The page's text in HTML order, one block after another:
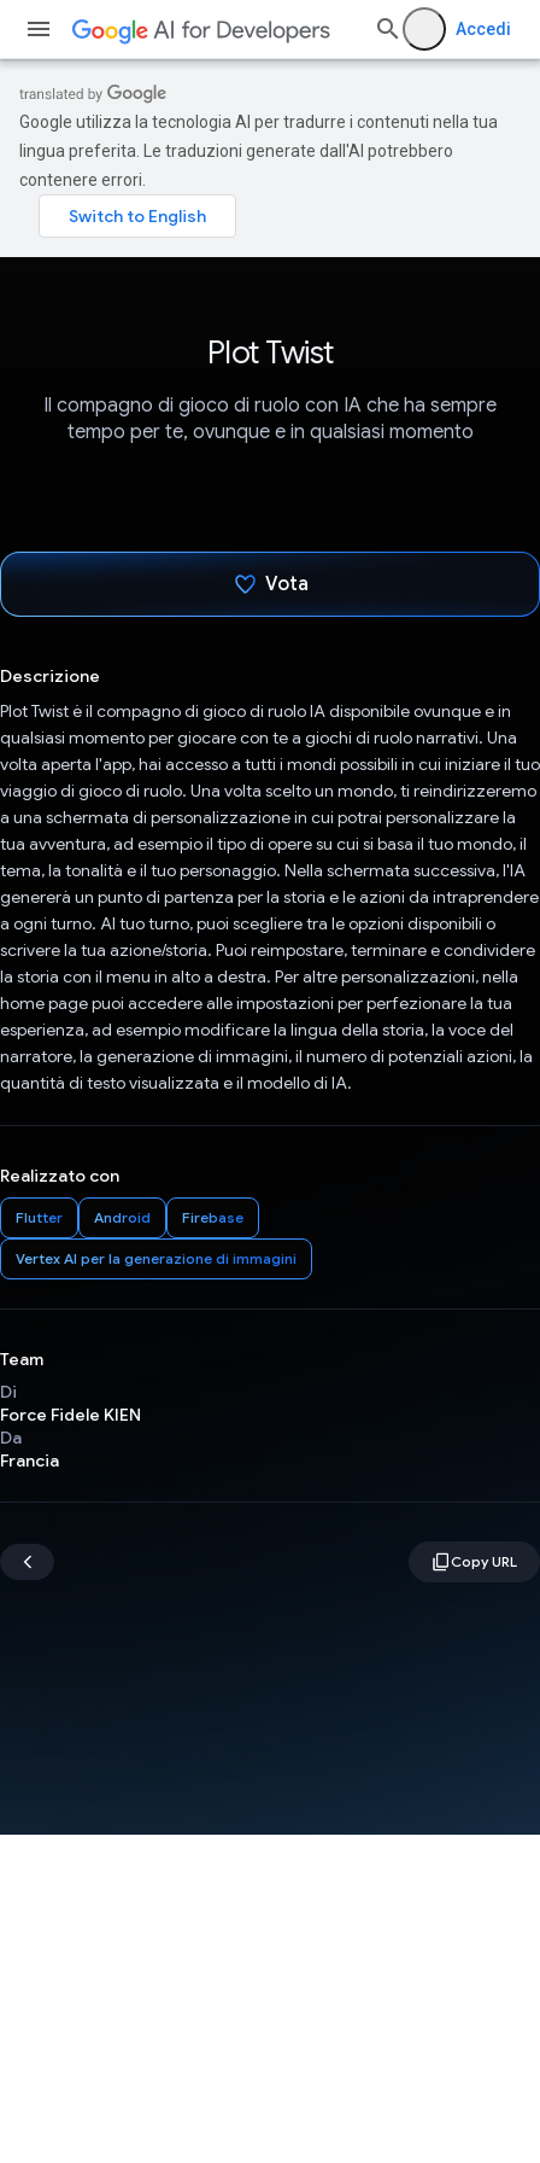
Accedi
Google utilizza la tecnologia AI per tradurre i contenuti nella tua
lingua preferita. Le traduzioni generate dall'AI potrebbero
contenere errori.
Plot Twist
Il compagno di gioco di ruolo con IA che ha sempre
tempo per te, ovunque e in qualsiasi momento
Vota
Descrizione
Plot Twist è il compagno di gioco di ruolo IA disponibile ovunque e in
qualsiasi momento per giocare con te a giochi di ruolo narrativi. Una
volta aperta l'app, hai accesso a tutti i mondi possibili in cui iniziare il tuo
viaggio di gioco di ruolo. Una volta scelto un mondo, ti reindirizzeremo
a una schermata di personalizzazione in cui potrai personalizzare la
tua avventura, ad esempio il tipo di opere su cui si basa il tuo mondo, il
tema, la tonalità e il tuo personaggio. Nella schermata successiva, l'IA
genererà un punto di partenza per la storia e le azioni da intraprendere
a ogni turno. Al tuo turno, puoi scegliere tra le opzioni disponibili o
scrivere la tua azione/storia. Puoi reimpostare, terminare e condividere
la storia con il menu in alto a destra. Per altre personalizzazioni, nella
home page puoi accedere alle impostazioni per perfezionare la tua
esperienza, ad esempio modificare la lingua della storia, la voce del
narratore, la generazione di immagini, il numero di potenziali azioni, la
quantità di testo visualizzata e il modello di IA.
Realizzato con
Flutter Android Firebase
Vertex AI per la generazione di immagini
Team
Di
Force Fidele KIEN
Da
Francia